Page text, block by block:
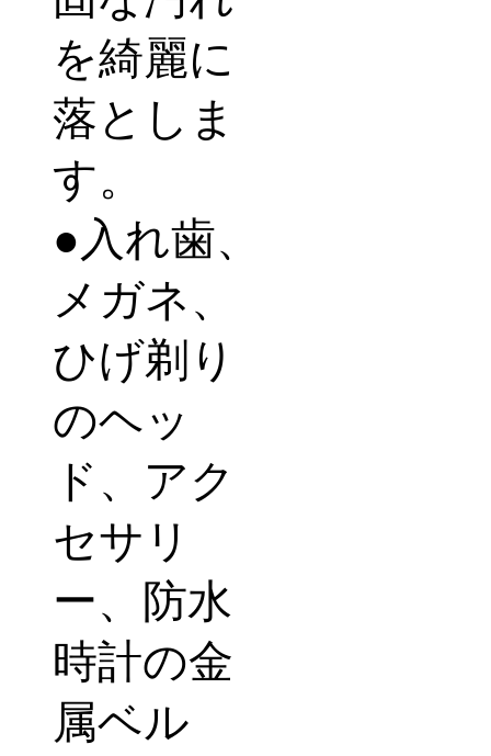
を綺麗に
落としま
す。
● 入れ歯、
メガネ、
ひげ剃り
のヘッ
ド、アク
セサリ
ー、防水
時計の金
属ベル